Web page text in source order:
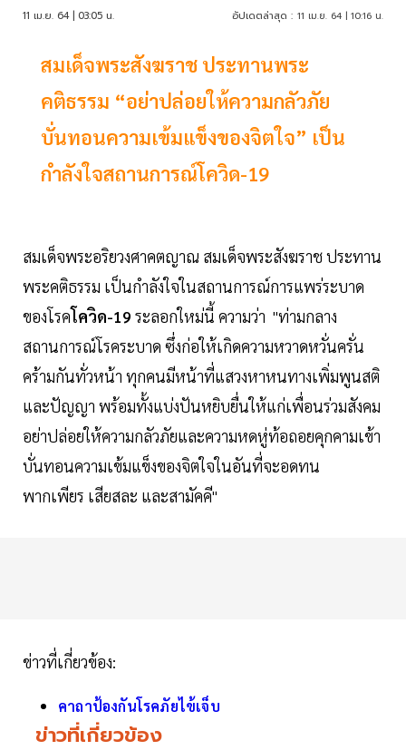
11 เม.ย. 64 | 03:05 น. อัปเดตล่าสุด : 11 เม.ย. 64 | 10:16 น.
สมเด็จพระสังฆราช ประทานพระ
คติธรรม “อย่าปล่อยให้ความกลัวภัย
บั่นทอนความเข้มแข็งของจิตใจ” เป็น
กำลังใจสถานการณ์โควิด-19
สมเด็จพระอริยวงศาคตญาณ สมเด็จพระสังฆราช ประทาน
พระคติธรรม เป็นกำลังใจในสถานการณ์การแพร่ระบาด
ของโรคโควิด-19 ระลอกใหม่นี้ ความว่า "ท่ามกลาง
สถานการณ์โรคระบาด ซึ่งก่อให้เกิดความหวาดหวั่นครั่น
คร้ามกันทั่วหน้า ทุกคนมีหน้าที่แสวงหาหนทางเพิ่มพูนสติ
และปัญญา พร้อมทั้งแบ่งปันหยิบยื่นให้แก่เพื่อนร่วมสังคม
อย่าปล่อยให้ความกลัวภัยและความหดหู่ท้อถอยคุกคามเข้า
บั่นทอนความเข้มแข็งของจิตใจในอันที่จะอดทน
พากเพียร เสียสละ และสามัคคี"
ข่าวที่เกี่ยวข้อง:
คาถาป้องกันโรคภัยไข้เจ็บ
ข่าวที่เกี่ยวข้อง